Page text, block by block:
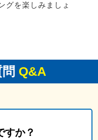
グを楽しみましょ
Q&A
すか？